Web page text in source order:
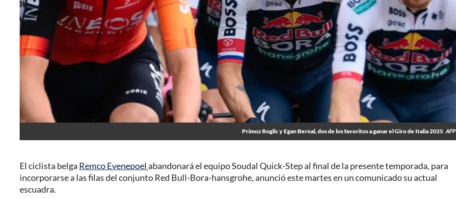
Primoz Roglic y Egan Bernal, dos de los favoritos a ganar el Giro de Italia 2025 AFP
El ciclista belga Remco Evenepoelabandonará el equipo Soudal Quick-Step al final de la presente temporada, para
incorporarse a las filas del conjunto Red Bull-Bora-hansgrohe, anunció este martes en un comunicado su actual
escuadra.